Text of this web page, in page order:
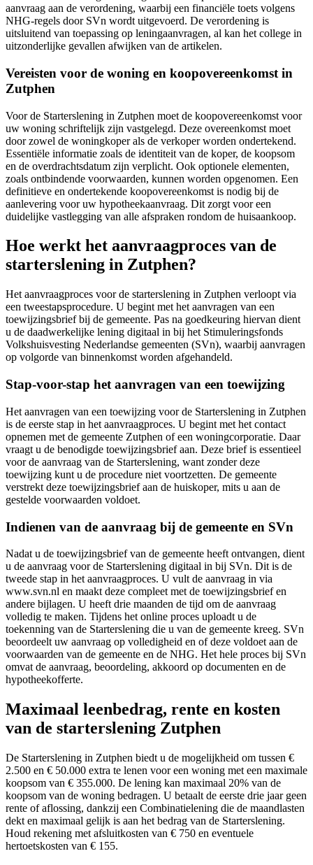
aanvraag aan de verordening, waarbij een financiële toets volgens
NHG-regels door SVn wordt uitgevoerd. De verordening is
uitsluitend van toepassing op leningaanvragen, al kan het college in
uitzonderlijke gevallen afwijken van de artikelen.
Vereisten voor de woning en koopovereenkomst in
Zutphen
Voor de Starterslening in Zutphen moet de koopovereenkomst voor
uw woning schriftelijk zijn vastgelegd. Deze overeenkomst moet
door zowel de woningkoper als de verkoper worden ondertekend.
Essentiële informatie zoals de identiteit van de koper, de koopsom
en de overdrachtsdatum zijn verplicht. Ook optionele elementen,
zoals ontbindende voorwaarden, kunnen worden opgenomen. Een
definitieve en ondertekende koopovereenkomst is nodig bij de
aanlevering voor uw hypotheekaanvraag. Dit zorgt voor een
duidelijke vastlegging van alle afspraken rondom de huisaankoop.
Hoe werkt het aanvraagproces van de
starterslening in Zutphen?
Het aanvraagproces voor de starterslening in Zutphen verloopt via
een tweestapsprocedure. U begint met het aanvragen van een
toewijzingsbrief bij de gemeente. Pas na goedkeuring hiervan dient
u de daadwerkelijke lening digitaal in bij het Stimuleringsfonds
Volkshuisvesting Nederlandse gemeenten (SVn), waarbij aanvragen
op volgorde van binnenkomst worden afgehandeld.
Stap-voor-stap het aanvragen van een toewijzing
Het aanvragen van een toewijzing voor de Starterslening in Zutphen
is de eerste stap in het aanvraagproces. U begint met het contact
opnemen met de gemeente Zutphen of een woningcorporatie. Daar
vraagt u de benodigde toewijzingsbrief aan. Deze brief is essentieel
voor de aanvraag van de Starterslening, want zonder deze
toewijzing kunt u de procedure niet voortzetten. De gemeente
verstrekt deze toewijzingsbrief aan de huiskoper, mits u aan de
gestelde voorwaarden voldoet.
Indienen van de aanvraag bij de gemeente en SVn
Nadat u de toewijzingsbrief van de gemeente heeft ontvangen, dient
u de aanvraag voor de Starterslening digitaal in bij SVn. Dit is de
tweede stap in het aanvraagproces. U vult de aanvraag in via
www.svn.nl en maakt deze compleet met de toewijzingsbrief en
andere bijlagen. U heeft drie maanden de tijd om de aanvraag
volledig te maken. Tijdens het online proces uploadt u de
toekenning van de Starterslening die u van de gemeente kreeg. SVn
beoordeelt uw aanvraag op volledigheid en of deze voldoet aan de
voorwaarden van de gemeente en de NHG. Het hele proces bij SVn
omvat de aanvraag, beoordeling, akkoord op documenten en de
hypotheekofferte.
Maximaal leenbedrag, rente en kosten
van de starterslening Zutphen
De Starterslening in Zutphen biedt u de mogelijkheid om tussen €
2.500 en € 50.000 extra te lenen voor een woning met een maximale
koopsom van € 355.000. De lening kan maximaal 20% van de
koopsom van de woning bedragen. U betaalt de eerste drie jaar geen
rente of aflossing, dankzij een Combinatielening die de maandlasten
dekt en maximaal gelijk is aan het bedrag van de Starterslening.
Houd rekening met afsluitkosten van € 750 en eventuele
hertoetskosten van € 155.